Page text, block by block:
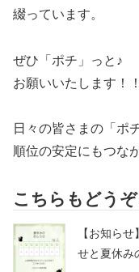
綴っています。
ぜひ「ポチ」っと♪
お願いいたします！！
日々の皆さまの「ポ
順位の安定にもつ
こちらもどうぞ
【お知ら
せと夏休み